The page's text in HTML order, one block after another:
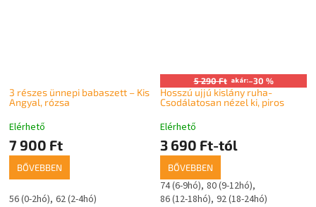
3 részes ünnepi babaszett – Kis
Angyal, rózsa
Elérhető
7 900 Ft
BŐVEBBEN
56 (0-2hó) 62 (2-4hó)
5 290 Ft akár:–30 %
Hosszú ujjú kislány ruha-
Csodálatosan nézel ki, piros
Elérhető
3 690 Ft-tól
BŐVEBBEN
74 (6-9hó) 80 (9-12hó)
86 (12-18hó) 92 (18-24hó)